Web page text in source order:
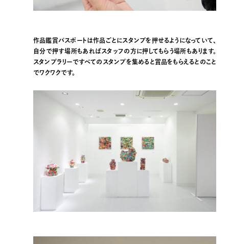
作品鑑賞パスポートは作品ごとにスタンプを押せるようになっていて、
自分で押す場所もあればスタッフの方に押してもらう場所もあります。
スタンプラリーですべてのスタンプを集めると賞品をもらえるとのこと
でワクワクです。